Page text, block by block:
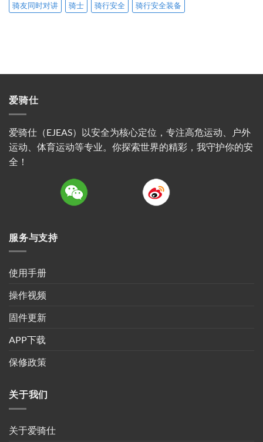
骑友同时对讲
骑士 骑行安全 骑行安全装备
爱骑仕
爱骑仕（EJEAS）以安全为核心定位，专注高危运动、户外
运动、体育运动等专业。你探索世界的精彩，我守护你的安
全！
服务与支持
使用手册
操作视频
固件更新
APP下载
保修政策
关于我们
关于爱骑仕